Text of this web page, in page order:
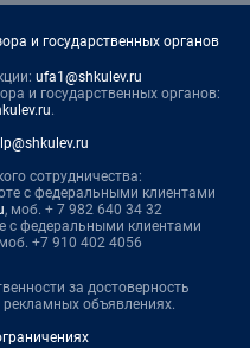
и государственных органов
ufa1@shkulev.ru
и государственных органов:
.
сотрудничества:
с федеральными клиентами
, моб. + 7 982 640 34 32
с федеральными клиентами
+7 910 402 4056
за достоверность
объявлениях.